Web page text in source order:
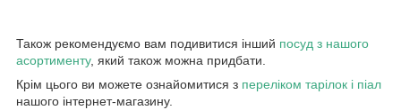
Також рекомендуємо вам подивитися інший посуд з нашого
асортименту, який також можна придбати.
Крім цього ви можете ознайомитися з переліком тарілок і піал
нашого інтернет-магазину.